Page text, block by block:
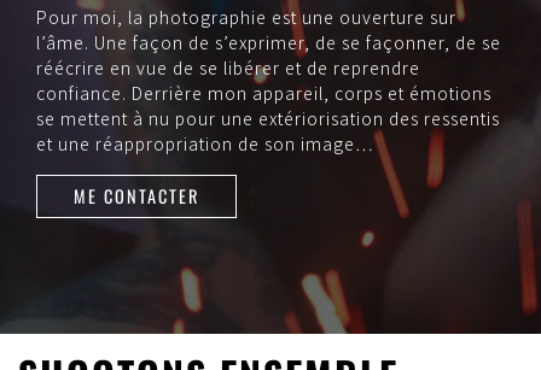
Pour moi, la photographie est une ouverture sur
l’âme. Une façon de s’exprimer, de se façonner, de se
réécrire en vue de se libérer et de reprendre
confiance. Derrière mon appareil, corps et émotions
se mettent à nu pour une extériorisation des ressentis
et une réappropriation de son image…
ME CONTACTER